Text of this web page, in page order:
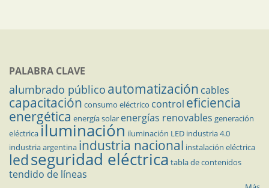
PALABRA CLAVE
alumbrado público automatización cables
capacitación consumo eléctrico control eficiencia
energética energía solar energías renovables generación
eléctricailuminación iluminación LED industria 4.0
industria argentina industria nacional instalación eléctrica
ledseguridad eléctrica tabla de contenidos
tendido de líneas